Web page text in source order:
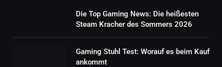
Die Top Gaming News: Die heißesten
Steam Kracher des Sommers 2026
Gaming Stuhl Test: Worauf es beim Kauf
ankommt